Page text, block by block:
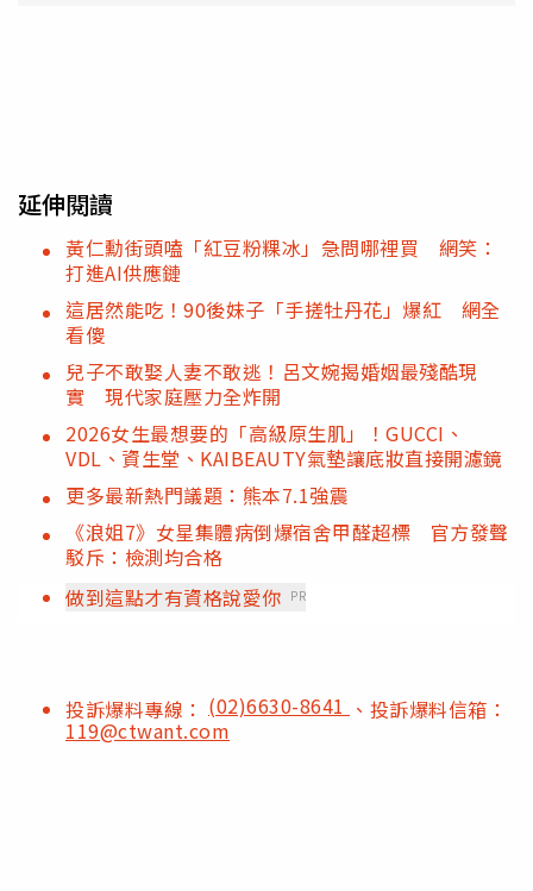
延伸閱讀
黃仁勳街頭嗑「紅豆粉粿冰」急問哪裡買 網笑：
打進AI供應鏈
這居然能吃！90後妹子「手搓牡丹花」爆紅 網全
看傻
兒子不敢娶人妻不敢逃！呂文婉揭婚姻最殘酷現
實 現代家庭壓力全炸開
2026女生最想要的「高級原生肌」！GUCCI、
VDL、資生堂、KAIBEAUTY氣墊讓底妝直接開濾鏡
更多最新熱門議題：熊本7.1強震
《浪姐7》女星集體病倒爆宿舍甲醛超標 官方發聲
駁斥：檢測均合格
做到這點才有資格說愛你 PR
投訴爆料專線： (02)6630-8641 、投訴爆料信箱：
119@ctwant.com